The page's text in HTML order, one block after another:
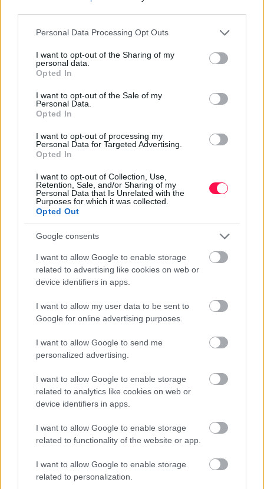
Please note that this website/app uses one or more Google
not limited to your visit or usage behaviour. You may click to
grant or deny consent to Google and its third-party tags to
use your data for below specified purposes in below Google
consent section.
Personal Data Processing Opt Outs
I want to opt-out of the Sharing of my
personal data.
Opted In
I want to opt-out of the Sale of my
Personal Data.
Opted In
I want to opt-out of processing my
Personal Data for Targeted Advertising.
Opted In
I want to opt-out of Collection, Use,
Retention, Sale, and/or Sharing of my
Personal Data that Is Unrelated with the
Purposes for which it was collected.
Opted Out
Google consents
I want to allow Google to enable storage
related to advertising like cookies on web or
device identifiers in apps.
I want to allow my user data to be sent to
Google for online advertising purposes.
I want to allow Google to send me
personalized advertising.
I want to allow Google to enable storage
related to analytics like cookies on web or
device identifiers in apps.
I want to allow Google to enable storage
related to functionality of the website or app.
I want to allow Google to enable storage
related to personalization.
One Teaspoon And All The Worms In The
Body Die Instantly
Ez is érdekelhet
Névnapok ABC sorrendben
Névnapok hónapok szerint
KÖZELGŐ NÉVNAPOK
Augusztus 8. -László
Augusztus 9. -Emőd
Augusztus 10. -Lőrinc
Augusztus 11. -Zsuzsanna
Augusztus 12. -Klára, Kiara